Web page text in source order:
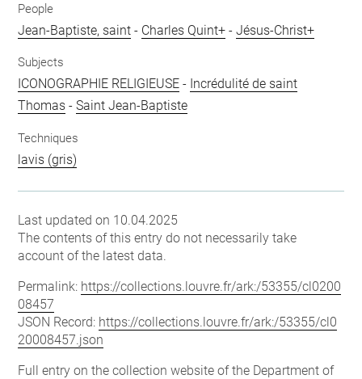
People
Jean-Baptiste, saint - Charles Quint+ -Jésus-Christ+
Subjects
ICONOGRAPHIE RELIGIEUSE - Incrédulité de saint
Thomas -Saint Jean-Baptiste
Techniques
lavis (gris)
Last updated on 10.04.2025
The contents of this entry do not necessarily take
account of the latest data.
Permalink: https://collections.louvre.fr/ark:/53355/cl0200
08457
JSON Record: https://collections.louvre.fr/ark:/53355/cl0
20008457.json
Full entry on the collection website of the Department of